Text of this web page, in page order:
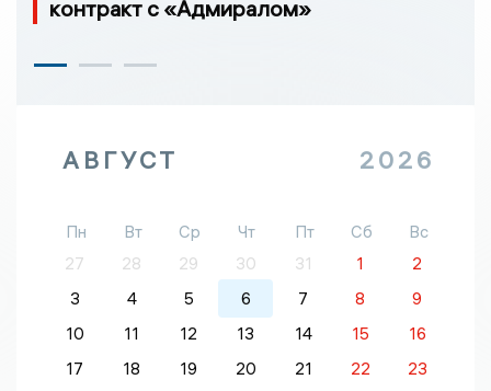
контракт с «Адмиралом»
АВГУСТ 2026
Пн Вт Ср Чт Пт Сб
Вс
27
28 29 30 31 1
2
3
4 5 6 7 8
9
10
11 12 13 14 15
16
17
18 19 20 21 22
23